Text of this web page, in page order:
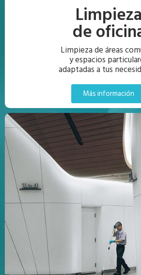
Limpieza
de
Limpieza de áreas
y espacios
adaptadas a tus
Más información